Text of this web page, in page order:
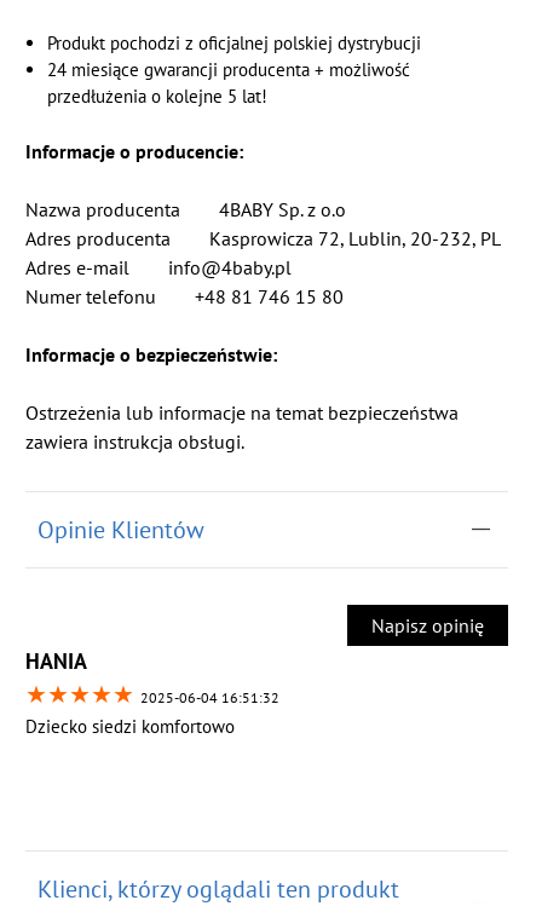
Produkt pochodzi z oficjalnej polskiej dystrybucji
24 miesiące gwarancji producenta + możliwość
przedłużenia o kolejne 5 lat!
Informacje o producencie:
Nazwa producenta 4BABY Sp. z o.o
Adres producenta Kasprowicza 72, Lublin, 20-232, PL
Adres e-mail info@4baby.pl
Numer telefonu +48 81 746 15 80
Informacje o bezpieczeństwie:
Ostrzeżenia lub informacje na temat bezpieczeństwa
zawiera instrukcja obsługi.
Opinie Klientów
Napisz opinię
HANIA
★★★★★ 2025-06-04 16:51:32
Dziecko siedzi komfortowo
Klienci, którzy oglądali ten produkt